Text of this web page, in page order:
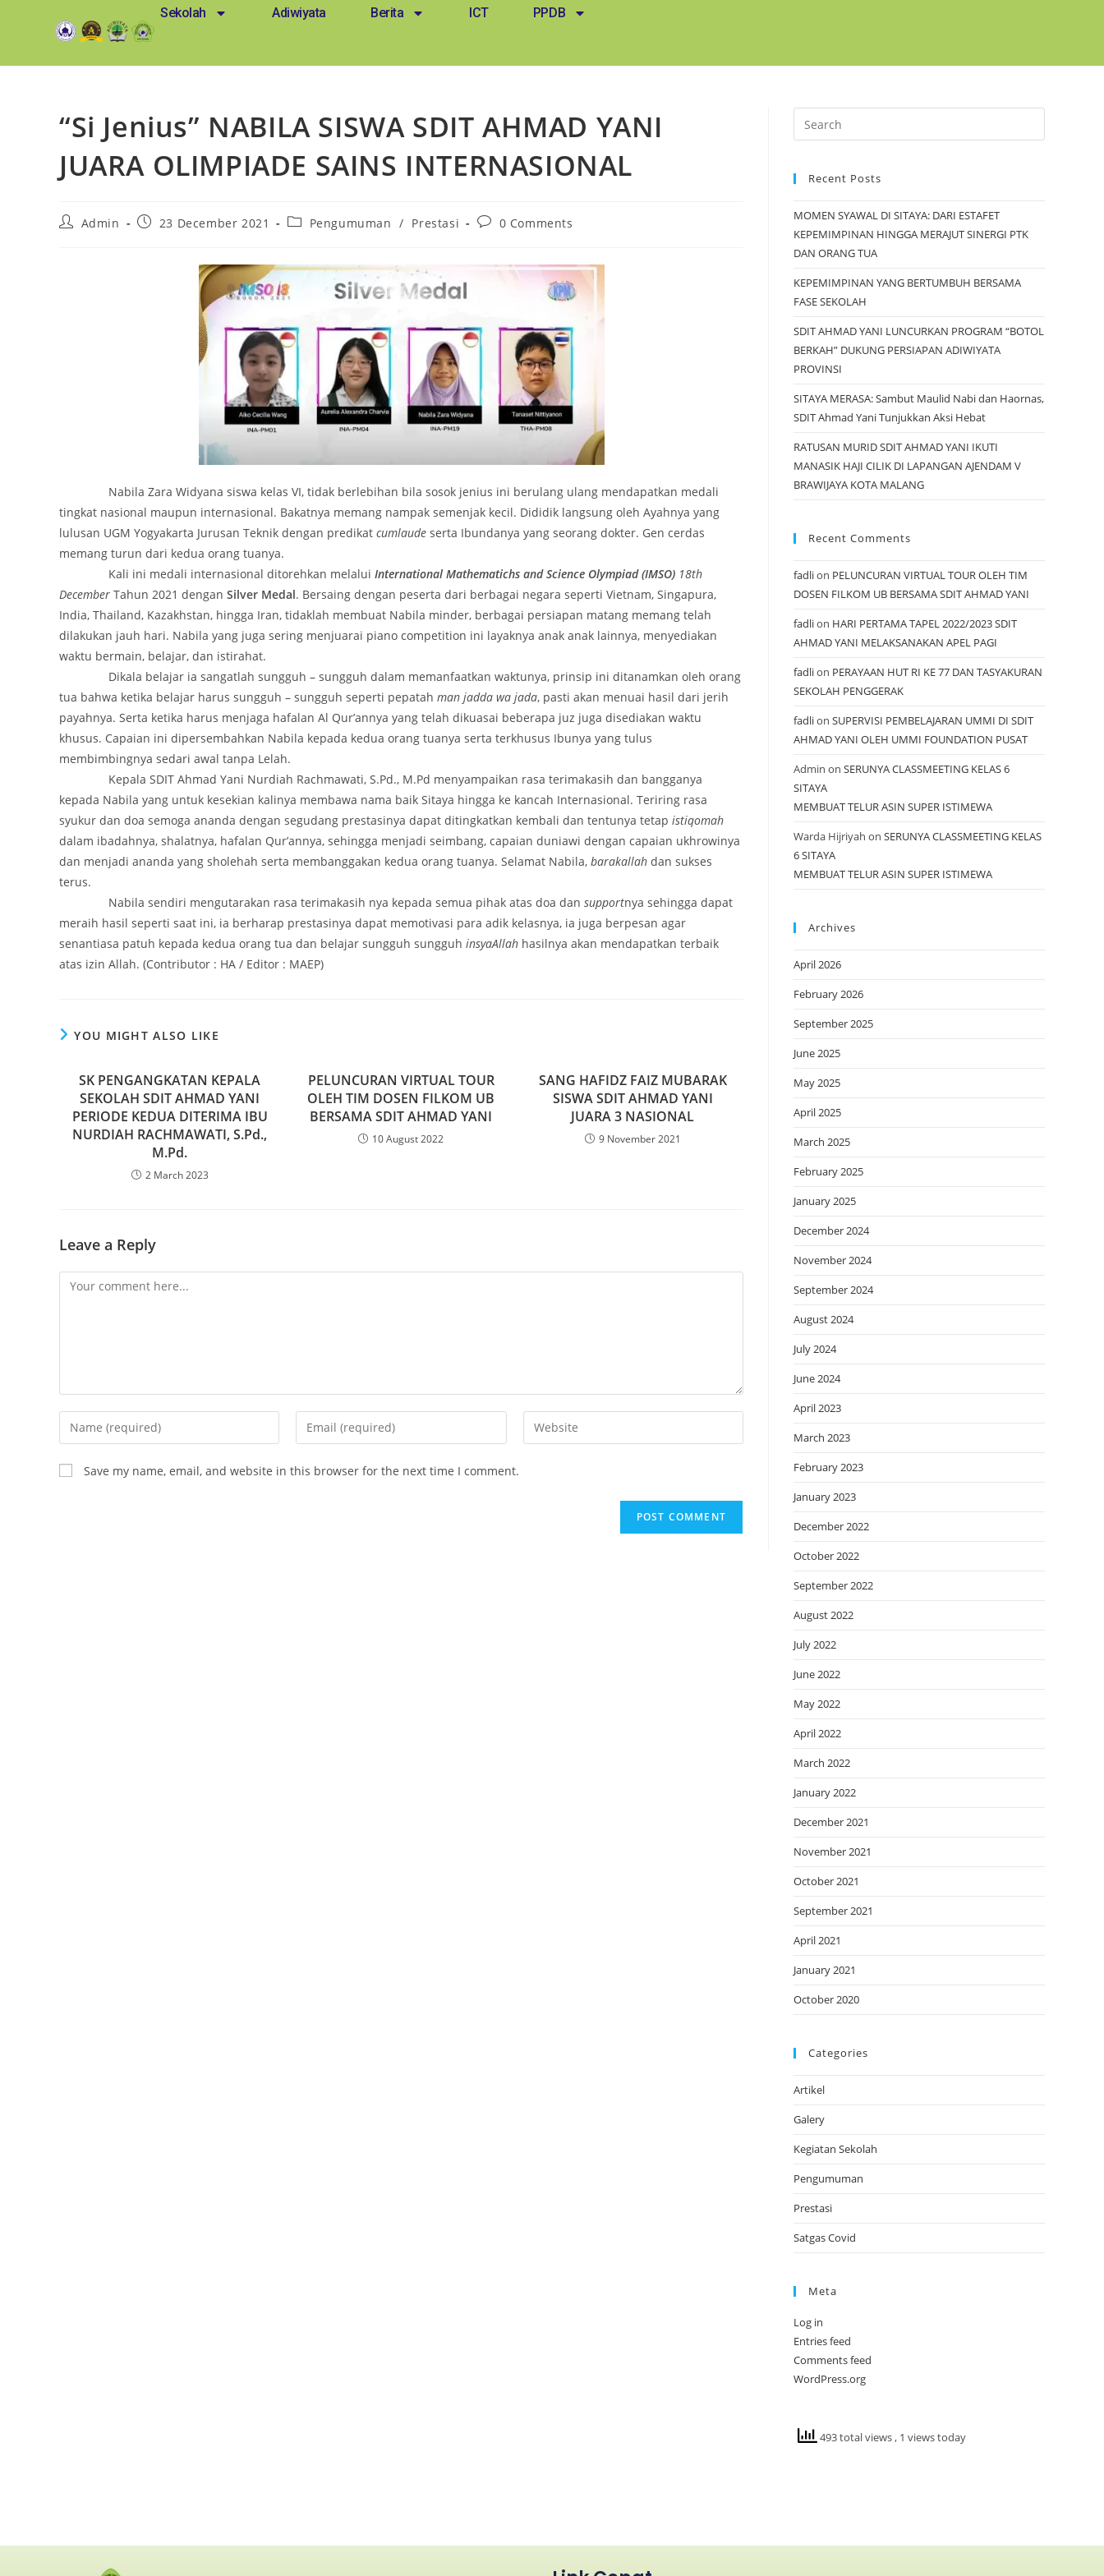
Sekolah Adiwiyata Berita ICT PPDB
“Si Jenius” NABILA SISWA SDIT AHMAD YANI
JUARA OLIMPIADE SAINS INTERNASIONAL
Admin 23 December 2021 Pengumuman / Prestasi 0 Comments
Nabila Zara Widyana siswa kelas VI, tidak berlebihan bila sosok jenius ini berulang ulang mendapatkan medali
tingkat nasional maupun internasional. Bakatnya memang nampak semenjak kecil. Dididik langsung oleh Ayahnya yang
lulusan UGM Yogyakarta Jurusan Teknik dengan predikat cumlaude serta Ibundanya yang seorang dokter. Gen cerdas
memang turun dari kedua orang tuanya.
Kali ini medali internasional ditorehkan melalui International Mathematichs and Science Olympiad (IMSO) 18th
December Tahun 2021 dengan Silver Medal. Bersaing dengan peserta dari berbagai negara seperti Vietnam, Singapura,
India, Thailand, Kazakhstan, hingga Iran, tidaklah membuat Nabila minder, berbagai persiapan matang memang telah
dilakukan jauh hari. Nabila yang juga sering menjuarai piano competition ini layaknya anak anak lainnya, menyediakan
waktu bermain, belajar, dan istirahat.
Dikala belajar ia sangatlah sungguh – sungguh dalam memanfaatkan waktunya, prinsip ini ditanamkan oleh orang
tua bahwa ketika belajar harus sungguh – sungguh seperti pepatah man jadda wa jada, pasti akan menuai hasil dari jerih
payahnya. Serta ketika harus menjaga hafalan Al Qur’annya yang telah dikuasai beberapa juz juga disediakan waktu
khusus. Capaian ini dipersembahkan Nabila kepada kedua orang tuanya serta terkhusus Ibunya yang tulus
membimbingnya sedari awal tanpa Lelah.
Kepala SDIT Ahmad Yani Nurdiah Rachmawati, S.Pd., M.Pd menyampaikan rasa terimakasih dan bangganya
kepada Nabila yang untuk kesekian kalinya membawa nama baik Sitaya hingga ke kancah Internasional. Teriring rasa
syukur dan doa semoga ananda dengan segudang prestasinya dapat ditingkatkan kembali dan tentunya tetap istiqomah
dalam ibadahnya, shalatnya, hafalan Qur’annya, sehingga menjadi seimbang, capaian duniawi dengan capaian ukhrowinya
dan menjadi ananda yang sholehah serta membanggakan kedua orang tuanya. Selamat Nabila, barakallah dan sukses
terus.
Nabila sendiri mengutarakan rasa terimakasih nya kepada semua pihak atas doa dan supportnya sehingga dapat
meraih hasil seperti saat ini, ia berharap prestasinya dapat memotivasi para adik kelasnya, ia juga berpesan agar
senantiasa patuh kepada kedua orang tua dan belajar sungguh sungguh insyaAllah hasilnya akan mendapatkan terbaik
atas izin Allah. (Contributor : HA / Editor : MAEP)
YOU MIGHT ALSO LIKE
SK PENGANGKATAN KEPALA
SEKOLAH SDIT AHMAD YANI
PERIODE KEDUA DITERIMA IBU
NURDIAH RACHMAWATI, S.Pd.,
M.Pd.
2 March 2023
PELUNCURAN VIRTUAL TOUR
OLEH TIM DOSEN FILKOM UB
BERSAMA SDIT AHMAD YANI
10 August 2022
SANG HAFIDZ FAIZ MUBARAK
SISWA SDIT AHMAD YANI
JUARA 3 NASIONAL
9 November 2021
Leave a Reply
Save my name, email, and website in this browser for the next time I comment.
Recent Posts
MOMEN SYAWAL DI SITAYA: DARI ESTAFET
KEPEMIMPINAN HINGGA MERAJUT SINERGI PTK
DAN ORANG TUA
KEPEMIMPINAN YANG BERTUMBUH BERSAMA
FASE SEKOLAH
SDIT AHMAD YANI LUNCURKAN PROGRAM “BOTOL
BERKAH” DUKUNG PERSIAPAN ADIWIYATA
PROVINSI
SITAYA MERASA: Sambut Maulid Nabi dan Haornas,
SDIT Ahmad Yani Tunjukkan Aksi Hebat
RATUSAN MURID SDIT AHMAD YANI IKUTI
MANASIK HAJI CILIK DI LAPANGAN AJENDAM V
BRAWIJAYA KOTA MALANG
Recent Comments
fadlion PELUNCURAN VIRTUAL TOUR OLEH TIM
DOSEN FILKOM UB BERSAMA SDIT AHMAD YANI
fadlion HARI PERTAMA TAPEL 2022/2023 SDIT
AHMAD YANI MELAKSANAKAN APEL PAGI
fadlion PERAYAAN HUT RI KE 77 DAN TASYAKURAN
SEKOLAH PENGGERAK
fadlion SUPERVISI PEMBELAJARAN UMMI DI SDIT
AHMAD YANI OLEH UMMI FOUNDATION PUSAT
Admin on SERUNYA CLASSMEETING KELAS 6
SITAYA
MEMBUAT TELUR ASIN SUPER ISTIMEWA
Warda Hijriyah on SERUNYA CLASSMEETING KELAS
6 SITAYA
MEMBUAT TELUR ASIN SUPER ISTIMEWA
Archives
April 2026
February 2026
September 2025
June 2025
May 2025
April 2025
March 2025
February 2025
January 2025
December 2024
November 2024
September 2024
August 2024
July 2024
June 2024
April 2023
March 2023
February 2023
January 2023
December 2022
October 2022
September 2022
August 2022
July 2022
June 2022
May 2022
April 2022
March 2022
January 2022
December 2021
November 2021
October 2021
September 2021
April 2021
January 2021
October 2020
Categories
Artikel
Galery
Kegiatan Sekolah
Pengumuman
Prestasi
Satgas Covid
Meta
Log in
Entries feed
Comments feed
WordPress.org
493 total views, 1 views today